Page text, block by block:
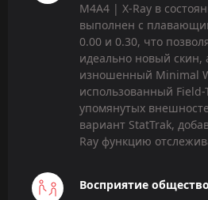
M4A4 | X-Ray в
выполнен с
0.00 и 0.30, что
идеально новый скин,
изношенный Minimal
использованный
упомянутых
вариант StatTrak,
Ray функцию
Восприятие